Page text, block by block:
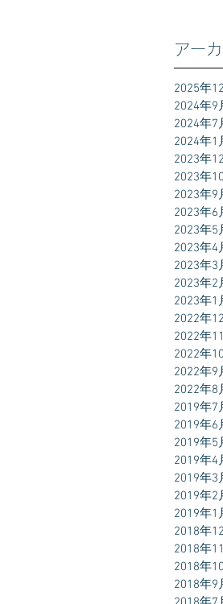
アー
2025年
2024年9
2024年7
2024年1
2023年
2023年
2023年9
2023年6
2023年5
2023年4
2023年3
2023年2
2023年1
2022年
2022年
2022年
2022年9
2022年8
2019年7
2019年6
2019年5
2019年4
2019年3
2019年2
2019年1
2018年
2018年
2018年
2018年9